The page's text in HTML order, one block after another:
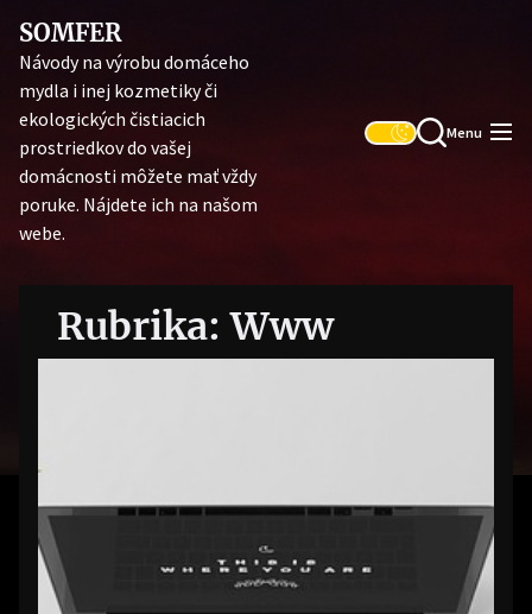
the
content
SOMFER
Návody na výrobu domáceho
mydla i inej kozmetiky či
ekologických čistiacich
prostriedkov do vašej
domácnosti môžete mať vždy
poruke. Nájdete ich na našom
webe.
Menu
Rubrika:Www